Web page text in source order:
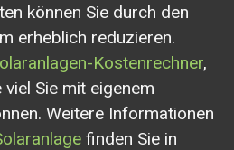
können Sie durch den
erheblich reduzieren.
Kostenrechner,
Sie mit eigenem
Weitere Informationen
finden Sie in